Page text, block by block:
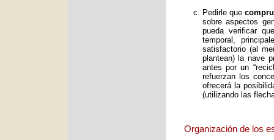
Pedirle que
sobre aspectos
pueda verificar
temporal,
satisfactorio (al
plantean) la nave
antes por un
refuerzan los
ofrecerá la
(utilizando las
Organización de los